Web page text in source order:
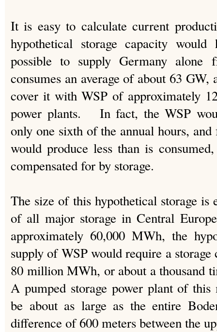
It is easy to calculate current
hypothetical storage capacity
possible to supply Germany
consumes an average of about 63 GW,
cover it with WSP of approximately
power plants. In fact, the WSP
only one sixth of the annual hours,
would produce less than is
compensated for by storage.
The size of this hypothetical storage
of all major storage in Central
approximately 60,000 MWh, the
supply of WSP would require a
80 million MWh, or about a thousand
A pumped storage power plant of this
be about as large as the entire
difference of 600 meters between the